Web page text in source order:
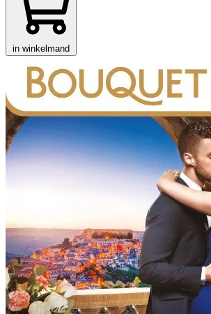
in winkelmand